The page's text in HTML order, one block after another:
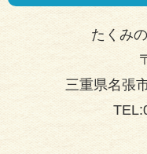
たくみ
三重県名張